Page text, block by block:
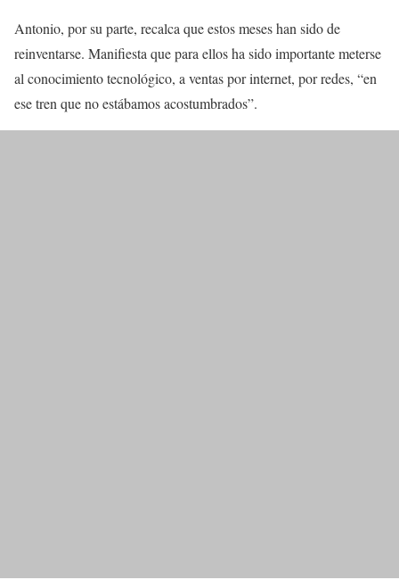
Antonio, por su parte, recalca que estos meses han sido de
reinventarse. Manifiesta que para ellos ha sido importante meterse
al conocimiento tecnológico, a ventas por internet, por redes, “en
ese tren que no estábamos acostumbrados”.